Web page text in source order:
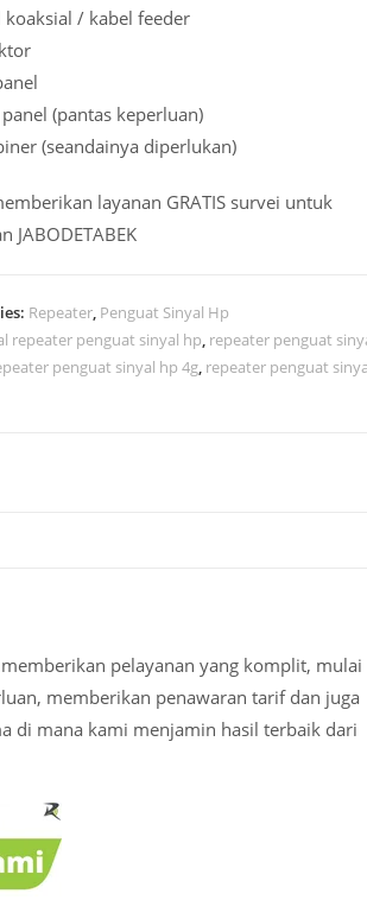
koaksial / kabel feeder
(pantas keperluan)
(seandainya diperlukan)
layanan GRATIS survei untuk
JABODETABEK
Repeater, Penguat Sinyal Hp
repeater penguat sinyal hp, repeater penguat
penguat sinyal hp 4g, repeater penguat
pelayanan yang komplit, mulai
memberikan penawaran tarif dan juga
di mana kami menjamin hasil terbaik dari